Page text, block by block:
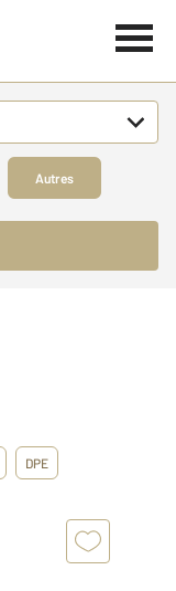
Autres
DPE